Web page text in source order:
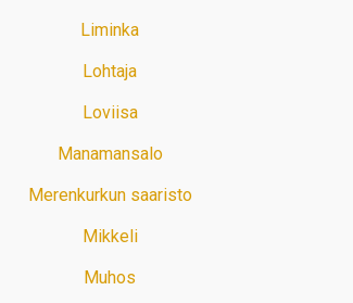
Liminka
Lohtaja
Loviisa
Manamansalo
Merenkurkun saaristo
Mikkeli
Muhos